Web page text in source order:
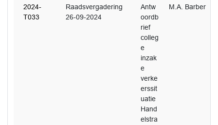
2024-
T033
Raadsvergadering
26-09-2024
Antw
oordb
rief
colleg
e
inzak
e
verke
erssit
uatie
Hand
elstra
M.A. Barber